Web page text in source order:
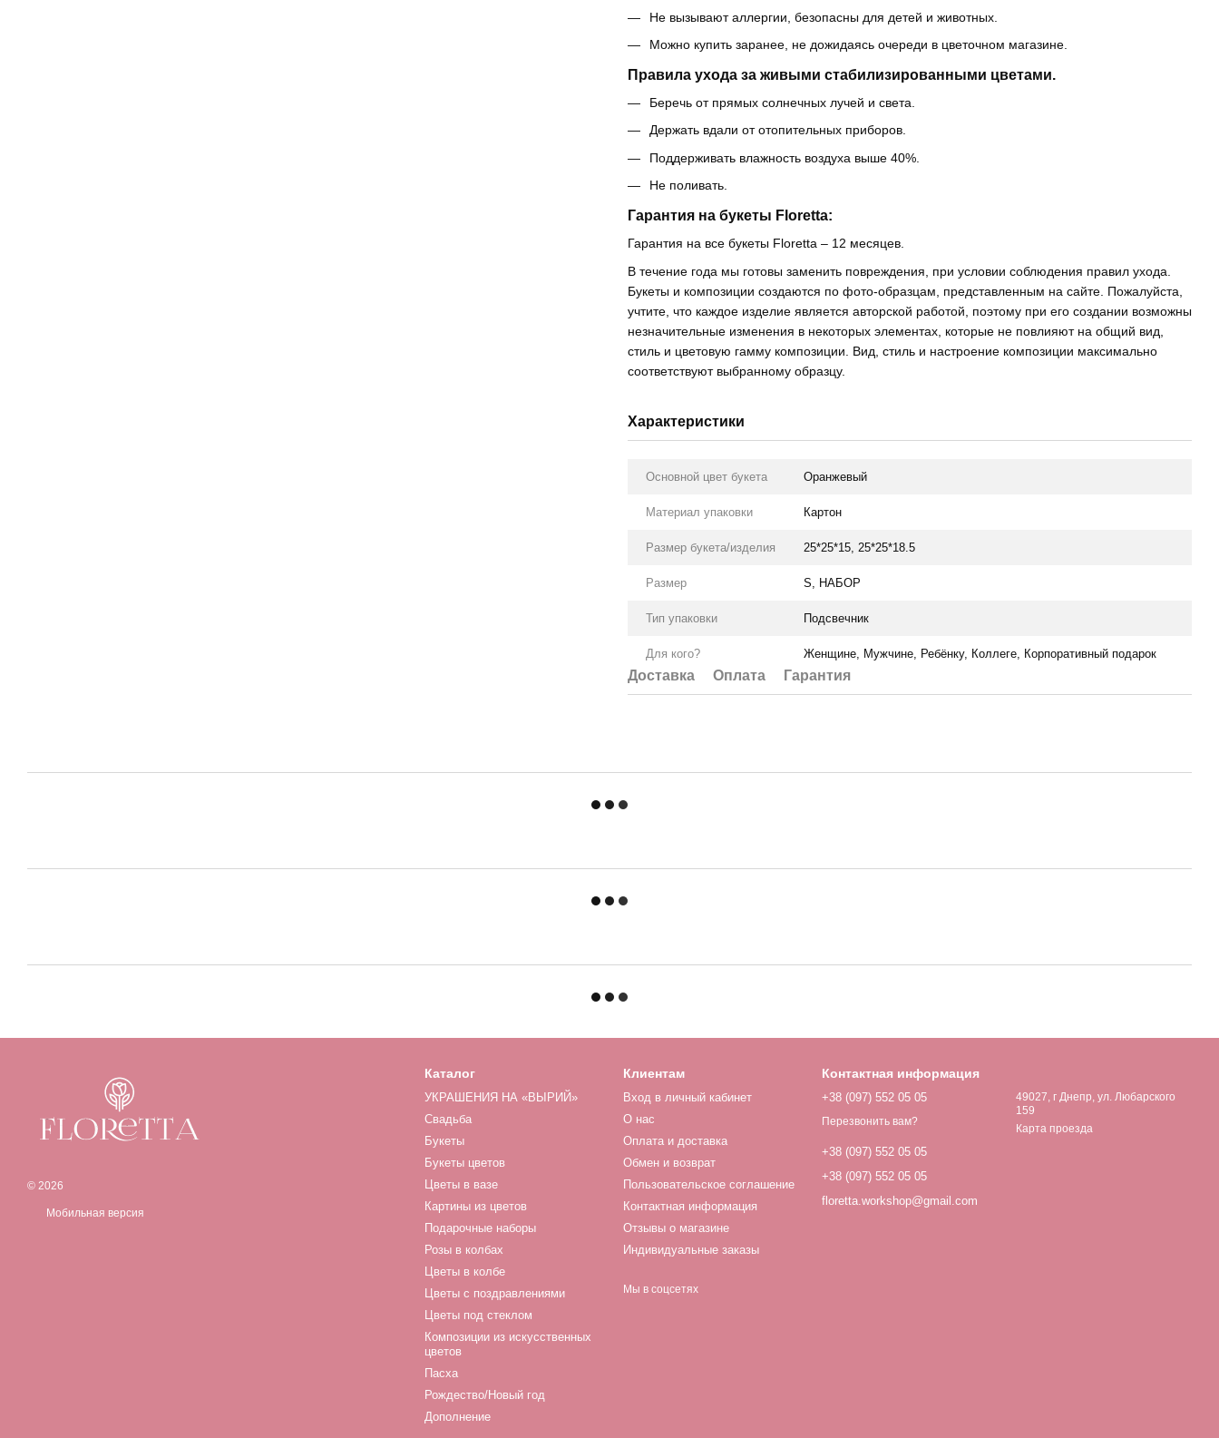
Не вызывают аллергии, безопасны для детей и животных.
Можно купить заранее, не дожидаясь очереди в цветочном магазине.
Правила ухода за живыми стабилизированными цветами.
Беречь от прямых солнечных лучей и света.
Держать вдали от отопительных приборов.
Поддерживать влажность воздуха выше 40%.
Не поливать.
Гарантия на букеты Floretta:
Гарантия на все букеты Floretta – 12 месяцев.
В течение года мы готовы заменить повреждения, при условии соблюдения правил ухода.
Букеты и композиции создаются по фото-образцам, представленным на сайте. Пожалуйста,
учтите, что каждое изделие является авторской работой, поэтому при его создании возможны
незначительные изменения в некоторых элементах, которые не повлияют на общий вид,
стиль и цветовую гамму композиции. Вид, стиль и настроение композиции максимально
соответствуют выбранному образцу.
Характеристики
Основной цвет букета Оранжевый
Материал упаковки Картон
Размер букета/изделия 25*25*15, 25*25*18.5
Размер S, НАБОР
Тип упаковки Подсвечник
Для кого? Женщине, Мужчине, Ребёнку, Коллеге, Корпоративный подарок
Доставка Оплата Гарантия
© 2026
Мобильная версия
Каталог
УКРАШЕНИЯ НА «ВЫРИЙ»
Свадьба
Букеты
Букеты цветов
Цветы в вазе
Картины из цветов
Подарочные наборы
Розы в колбах
Цветы в колбе
Цветы с поздравлениями
Цветы под стеклом
Композиции из искусственных
цветов
Пасха
Рождество/Новый год
Дополнение
Клиентам
Вход в личный кабинет
О нас
Оплата и доставка
Обмен и возврат
Пользовательское соглашение
Контактная информация
Отзывы о магазине
Индивидуальные заказы
Мы в соцсетях
Контактная информация
+38 (097) 552 05 05
Перезвонить вам?
+38 (097) 552 05 05
+38 (097) 552 05 05
floretta.workshop@gmail.com
49027, г Днепр, ул. Любарского
159
Карта проезда